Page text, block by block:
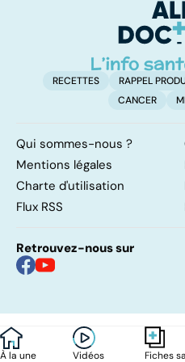
À la une Vidéos Fiches
RECETTES RAPPEL
CANCER
Qui sommes-nous ?
Mentions légales
Charte d'utilisation
Flux RSS
Retrouvez-nous sur